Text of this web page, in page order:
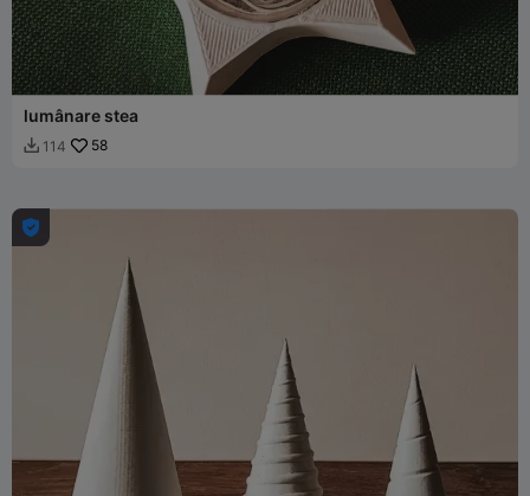
lumânare stea
 114 58
